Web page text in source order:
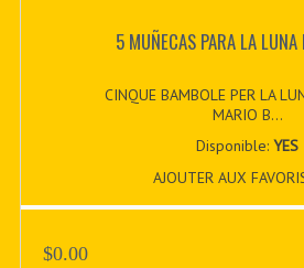
5 MUÑECAS PARA LA LUNA
CINQUE BAMBOLE PER LA
MARIO B...
Disponible:YES
AJOUTER AUX
$0.00